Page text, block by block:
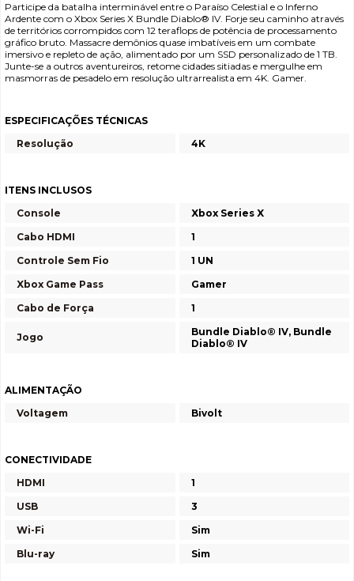
Participe da batalha interminável entre o Paraíso Celestial e o Inferno
Ardente com o Xbox Series X Bundle Diablo® IV. Forje seu caminho através
de territórios corrompidos com 12 teraflops de potência de processamento
gráfico bruto. Massacre demônios quase imbatíveis em um combate
imersivo e repleto de ação, alimentado por um SSD personalizado de 1 TB.
Junte-se a outros aventureiros, retome cidades sitiadas e mergulhe em
masmorras de pesadelo em resolução ultrarrealista em 4K. Gamer.
ESPECIFICAÇÕES TÉCNICAS
Resolução
4K
ITENS INCLUSOS
Console
Xbox Series X
Cabo HDMI
1
Controle Sem Fio
1 UN
Xbox Game Pass
Gamer
Cabo de Força
1
Jogo
Bundle Diablo® IV, Bundle
Diablo® IV
ALIMENTAÇÃO
Voltagem
Bivolt
CONECTIVIDADE
HDMI
1
USB
3
Wi-Fi
Sim
Blu-ray
Sim